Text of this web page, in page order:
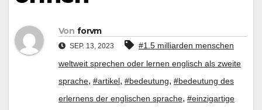
Von forvm
SEP. 13, 2023
#1.5 milliarden menschen
weltweit sprechen oder lernen englisch als zweite
sprache, #artikel, #bedeutung, #bedeutung des
erlernens der englischen sprache, #einzigartige